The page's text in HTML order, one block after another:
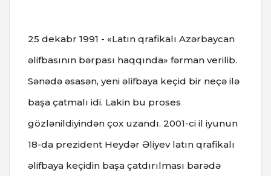
25 dekabr 1991 - «Latın qrafikalı Azərbaycan
əlifbasının bərpası haqqında» fərman verilib.
Sənədə əsasən, yeni əlifbaya keçid bir neçə ilə
başa çatmalı idi. Lakin bu proses
gözlənildiyindən çox uzandı. 2001-ci il iyunun
18-da prezident Heydər Əliyev latın qrafikalı
əlifbaya keçidin başa çatdırılması barədə